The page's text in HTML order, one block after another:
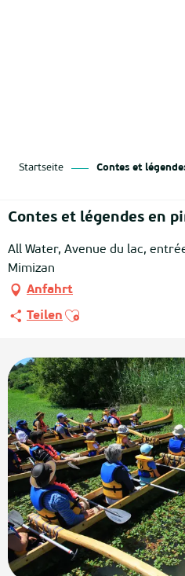
Startseite Contes et
Contes et légendes en
All Water, Avenue du lac,
Mimizan
Anfahrt
Teilen Ajouter aux favoris